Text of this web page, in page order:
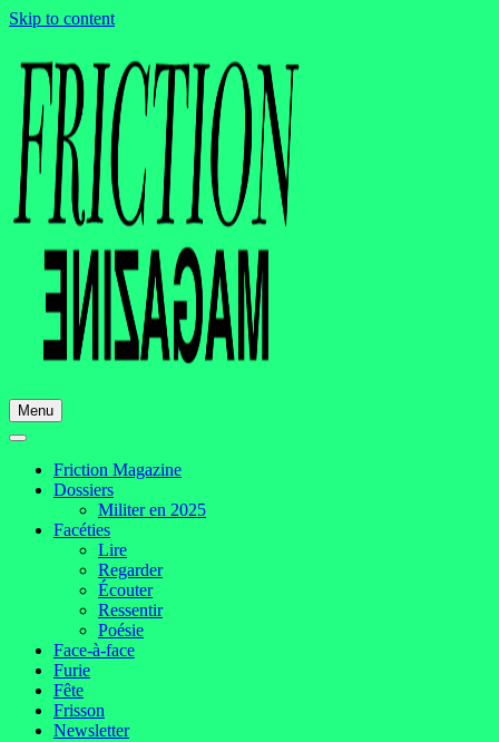
Skip to content
Menu
Friction Magazine
Dossiers
Militer en 2025
Facéties
Lire
Regarder
Écouter
Ressentir
Poésie
Face-à-face
Furie
Fête
Frisson
Newsletter